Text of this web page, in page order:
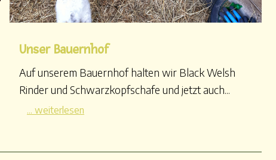
Unser Bauernhof
Auf unserem Bauernhof halten wir Black Welsh
Rinder und Schwarzkopfschafe und jetzt auch...
... weiterlesen